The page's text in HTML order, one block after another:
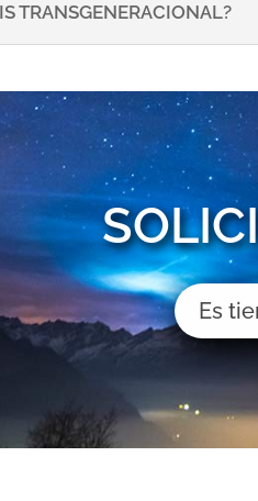
TRANSGENERACIONAL?
Es